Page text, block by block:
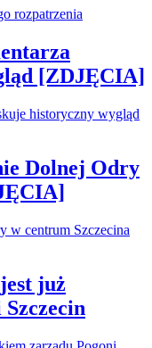
[ZDJĘCIA]
Dolnej Odry
już